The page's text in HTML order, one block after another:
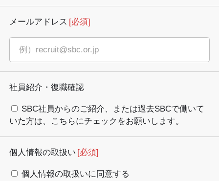
メールアドレス [必須]
社員紹介・復職確認
SBC社員からのご紹介、または過去SBCで働いて
いた方は、こちらにチェックをお願いします。
個人情報の取扱い [必須]
個人情報の取扱いに同意する